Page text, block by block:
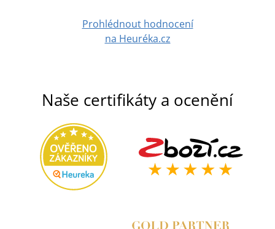
Prohlédnout hodnocení
na Heuréka.cz
Naše certifikáty a ocenění